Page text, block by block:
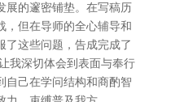
展的邃密铺垫。在写稿历
，但在导师的全心辅导和
了这些问题，告成完成了
我深切体会到表面与奉行
自己在学问结构和商酌智